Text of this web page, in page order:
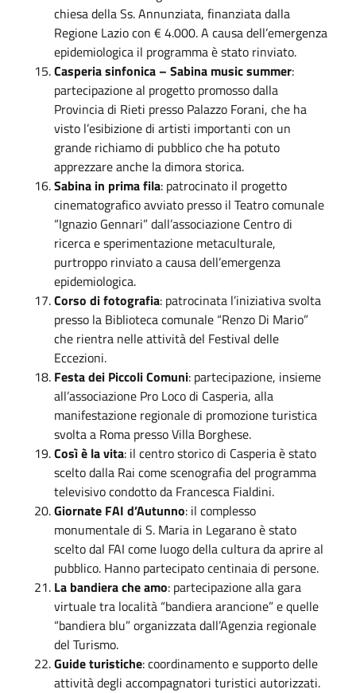
chiesa della Ss. Annunziata, finanziata dalla
Regione Lazio con € 4.000. A causa dell’emergenza
epidemiologica il programma è stato rinviato.
Casperia sinfonica – Sabina music summer:
partecipazione al progetto promosso dalla
Provincia di Rieti presso Palazzo Forani, che ha
visto l’esibizione di artisti importanti con un
grande richiamo di pubblico che ha potuto
apprezzare anche la dimora storica.
Sabina in prima fila: patrocinato il progetto
cinematografico avviato presso il Teatro comunale
“Ignazio Gennari” dall’associazione Centro di
ricerca e sperimentazione metaculturale,
purtroppo rinviato a causa dell’emergenza
epidemiologica.
Corso di fotografia: patrocinata l’iniziativa svolta
presso la Biblioteca comunale “Renzo Di Mario”
che rientra nelle attività del Festival delle
Eccezioni.
Festa dei Piccoli Comuni: partecipazione, insieme
all’associazione Pro Loco di Casperia, alla
manifestazione regionale di promozione turistica
svolta a Roma presso Villa Borghese.
Così è la vita: il centro storico di Casperia è stato
scelto dalla Rai come scenografia del programma
televisivo condotto da Francesca Fialdini.
Giornate FAI d’Autunno: il complesso
monumentale di S. Maria in Legarano è stato
scelto dal FAI come luogo della cultura da aprire al
pubblico. Hanno partecipato centinaia di persone.
La bandiera che amo: partecipazione alla gara
virtuale tra località “bandiera arancione” e quelle
“bandiera blu” organizzata dall’Agenzia regionale
del Turismo.
Guide turistiche: coordinamento e supporto delle
attività degli accompagnatori turistici autorizzati.